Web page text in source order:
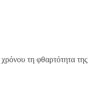
τη φθαρτότητα της